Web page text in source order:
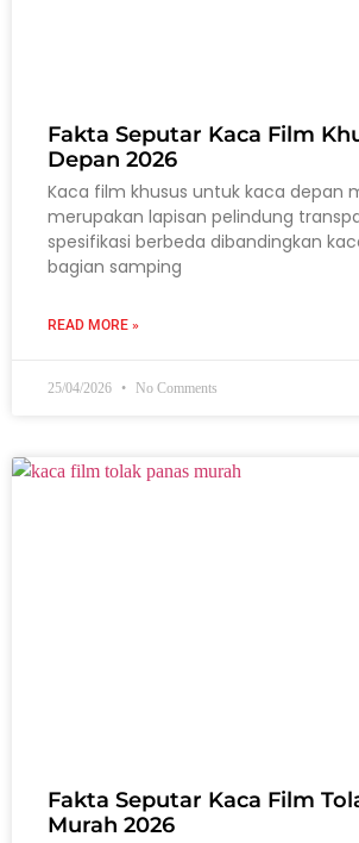
Fakta Seputar Kaca Film
Depan 2026
Kaca film khusus untuk kaca depan
merupakan lapisan pelindung
spesifikasi berbeda dibandingkan
bagian samping
READ MORE »
25/04/2026 No Comments
Fakta Seputar Kaca Film
Murah 2026